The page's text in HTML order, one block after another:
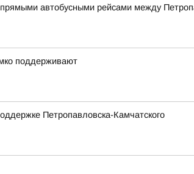
автобусными рейсами между
поддерживают
Петропавловска-Камчатского